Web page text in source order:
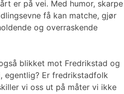
er på vei. Med humor, skarpe
få kan matche, gjør
og overraskende
blikket mot Fredrikstad og
egentlig? Er fredrikstadfolk
vi oss ut på måter vi ikke